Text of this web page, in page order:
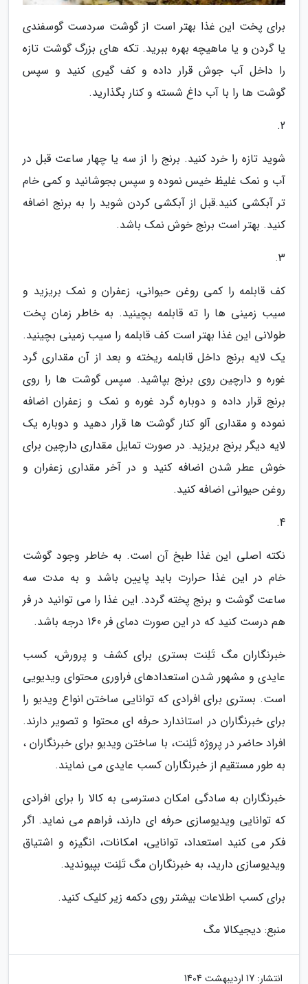
برای پخت این غذا بهتر است از گوشت سردست گوسفندی
یا گردن و یا ماهیچه بهره ببرید. تکه های بزرگ گوشت تازه
را داخل آب جوش قرار داده و کف گیری کنید و سپس
گوشت ها را با آب داغ شسته و کنار بگذارید.
2.
شوید تازه را خرد کنید. برنج را از سه یا چهار ساعت قبل در
آب و نمک غلیظ خیس نموده و سپس بجوشانید و کمی خام
تر آبکشی کنید.قبل از آبکشی کردن شوید را به برنج اضافه
کنید. بهتر است برنج خوش نمک باشد.
3.
کف قابلمه را کمی روغن حیوانی، زعفران و نمک بریزید و
سیب زمینی ها را ته قابلمه بچینید. به خاطر زمان پخت
طولانی این غذا بهتر است کف قابلمه را سیب زمینی بچینید.
یک لایه برنج داخل قابلمه ریخته و بعد از آن مقداری گرد
غوره و دارچین روی برنج بپاشید. سپس گوشت ها را روی
برنج قرار داده و دوباره گرد غوره و نمک و زعفران اضافه
نموده و مقداری آلو کنار گوشت ها قرار دهید و دوباره یک
لایه دیگر برنج بریزید. در صورت تمایل مقداری دارچین برای
خوش عطر شدن اضافه کنید و در آخر مقداری زعفران و
روغن حیوانی اضافه کنید.
4.
نکته اصلی این غذا طبخ آن است. به خاطر وجود گوشت
خام در این غذا حرارت باید پایین باشد و به مدت سه
ساعت گوشت و برنج پخته گردد. این غذا را می توانید در فر
هم درست کنید که در این صورت دمای فر 160 درجه باشد.
خبرنگاران مگ تَلِنت بستری برای کشف و پرورش، کسب
عایدی و مشهور شدن استعدادهای فراوری محتوای ویدیویی
است. بستری برای افرادی که توانایی ساختن انواع ویدیو را
برای خبرنگاران در استاندارد حرفه ای محتوا و تصویر دارند.
افراد حاضر در پروژه تَلِنت، با ساختن ویدیو برای خبرنگاران ،
به طور مستقیم از خبرنگاران کسب عایدی می نمایند.
خبرنگاران به سادگی امکان دسترسی به کالا را برای افرادی
که توانایی ویدیوسازی حرفه ای دارند، فراهم می نماید. اگر
فکر می کنید استعداد، توانایی، امکانات، انگیزه و اشتیاق
ویدیوسازی دارید، به خبرنگاران مگ تَلِنت بپیوندید.
برای کسب اطلاعات بیشتر روی دکمه زیر کلیک کنید.
منبع: دیجیکالا مگ
انتشار: 17 اردیبهشت 1404